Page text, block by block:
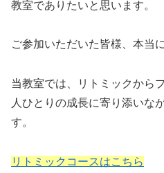
教室でありたいと思います。
ご参加いただいた皆様、本当
当教室では、リトミックから
人ひとりの成長に寄り添いな
す。
リトミックコースはこちら